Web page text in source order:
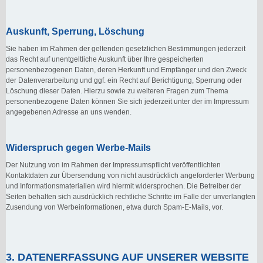
Auskunft, Sperrung, Löschung
Sie haben im Rahmen der geltenden gesetzlichen Bestimmungen jederzeit
das Recht auf unentgeltliche Auskunft über Ihre gespeicherten
personenbezogenen Daten, deren Herkunft und Empfänger und den Zweck
der Datenverarbeitung und ggf. ein Recht auf Berichtigung, Sperrung oder
Löschung dieser Daten. Hierzu sowie zu weiteren Fragen zum Thema
personenbezogene Daten können Sie sich jederzeit unter der im Impressum
angegebenen Adresse an uns wenden.
Widerspruch gegen Werbe-Mails
Der Nutzung von im Rahmen der Impressumspflicht veröffentlichten
Kontaktdaten zur Übersendung von nicht ausdrücklich angeforderter Werbung
und Informationsmaterialien wird hiermit widersprochen. Die Betreiber der
Seiten behalten sich ausdrücklich rechtliche Schritte im Falle der unverlangten
Zusendung von Werbeinformationen, etwa durch Spam-E-Mails, vor.
3. DATENERFASSUNG AUF UNSERER WEBSITE